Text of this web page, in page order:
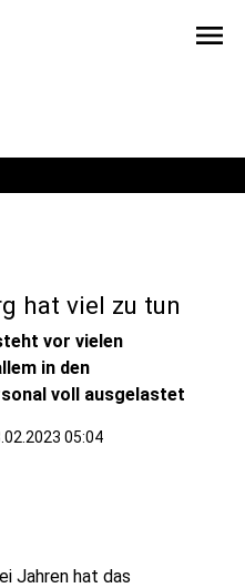
menu
hat viel zu tun
vor vielen
in den
voll ausgelastet
05:04
Jahren hat das